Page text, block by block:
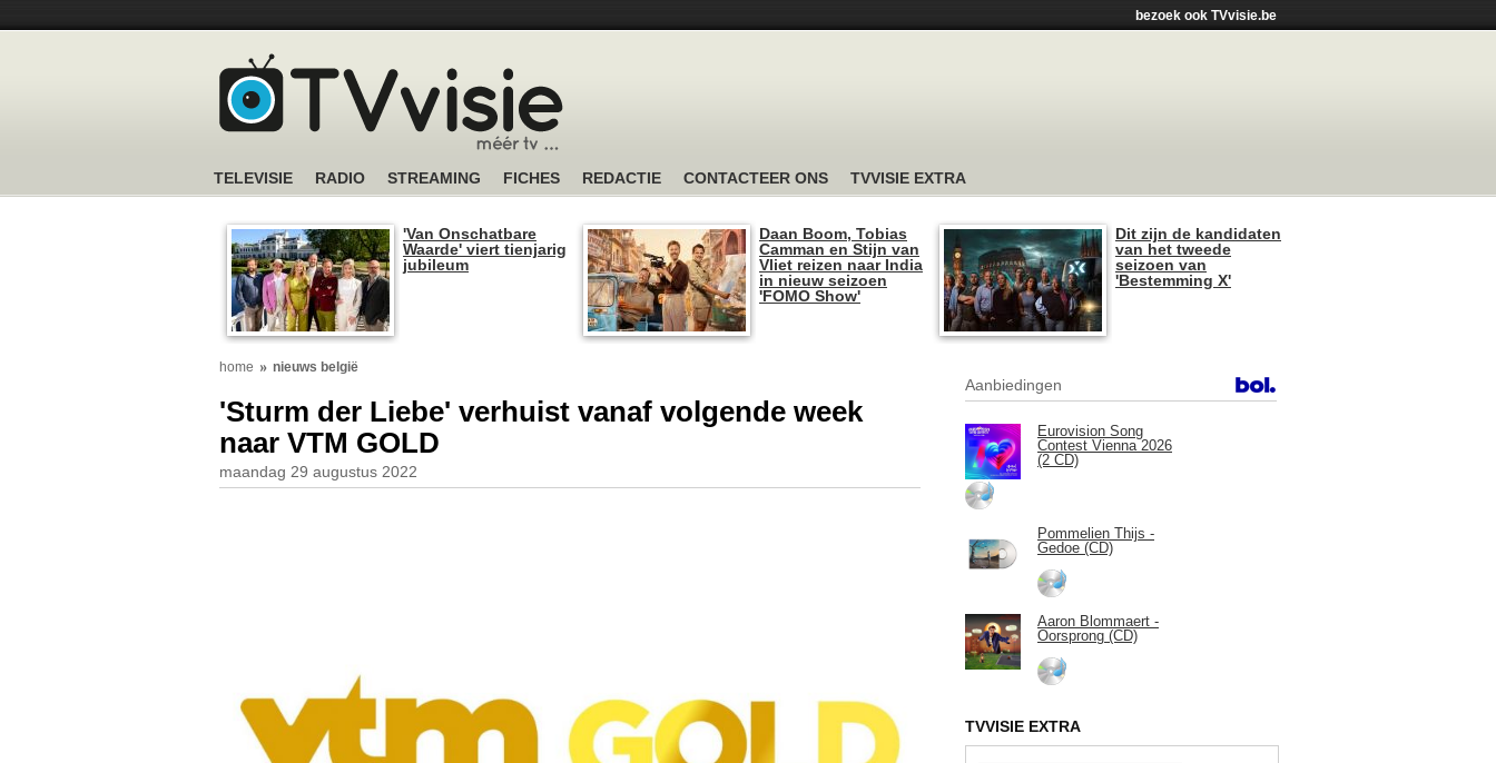
bezoek ook TVvisie.be
TELEVISIE RADIO STREAMING FICHES REDACTIE CONTACTEER ONS TVVISIE EXTRA
'Van Onschatbare
Waarde' viert tienjarig
jubileum
Daan Boom, Tobias
Camman en Stijn van
Vliet reizen naar India
in nieuw seizoen
'FOMO Show'
Dit zijn de kandidaten
van het tweede
seizoen van
'Bestemming X'
home nieuws belgië
'Sturm der Liebe' verhuist vanaf volgende week
naar VTM GOLD
maandag 29 augustus 2022
Aanbiedingen
Eurovision Song
Contest Vienna 2026
(2 CD)
Pommelien Thijs -
Gedoe (CD)
Aaron Blommaert -
Oorsprong (CD)
TVVISIE EXTRA